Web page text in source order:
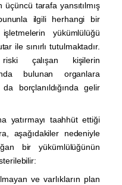
tarafa yansıtılmış
ilgili herhangi bir
yükümlülüğü
ile sınırlı tutulmaktadır.
çalışan kişilerin
bulunan organlara
borçlanıldığında gelir
yatırmayı taahhüt ettiği
aşağıdakiler nedeniyle
bir yükümlülüğünün
ve varlıkların plan